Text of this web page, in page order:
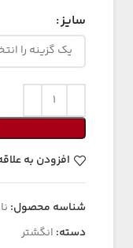
سایز
افزودن به
شناسه محصول:
دسته: انگشتر